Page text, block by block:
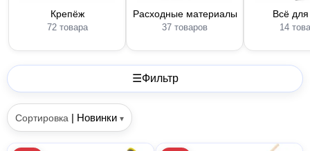
Крепёж
72 товара
Расходные материалы
37 товаров
Всё
14
☰Фильтр
Сортировка | Новинки ▾